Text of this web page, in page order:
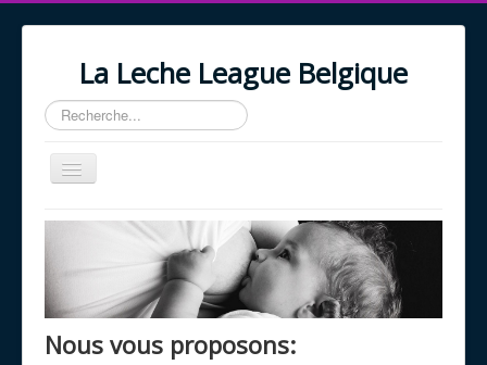
La Leche League Belgique
Rechercher
Basculer
la
Accueil
Nos Services
Nous vous proposons: